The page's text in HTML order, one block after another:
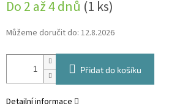
cena:
Do 2 až 4 dnů (1 ks)
Můžeme doručit do: 12.8.2026
Přidat do košíku
Detailní informace